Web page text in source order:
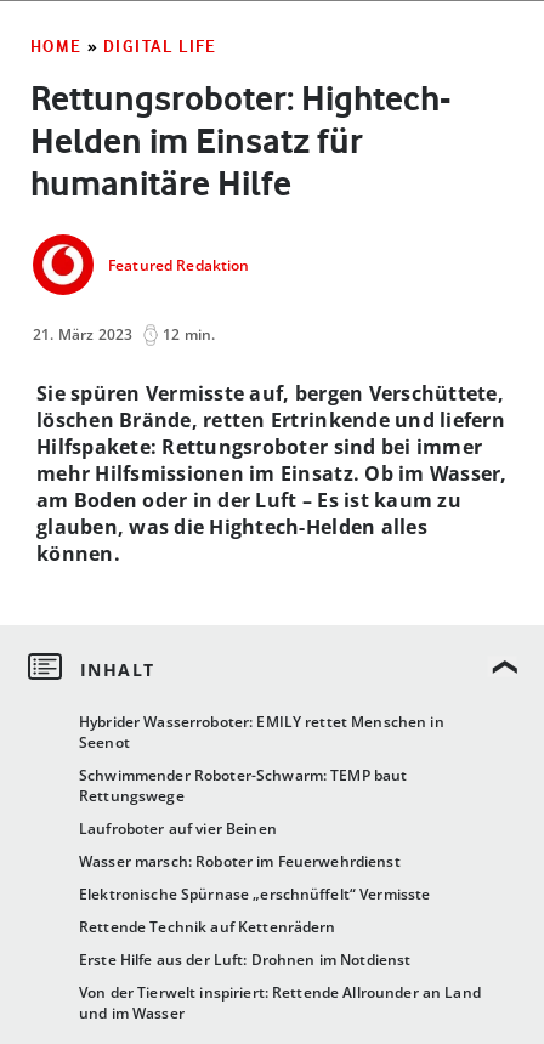
HOME » DIGITAL LIFE
Rettungsroboter: Hightech-
Helden im Einsatz für
humanitäre Hilfe
Featured Redaktion
21. März 2023 12 min.
Hybrider Wasserroboter: EMILY rettet Menschen in
Seenot
Schwimmender Roboter-Schwarm: TEMP baut
Rettungswege
Laufroboter auf vier Beinen
Wasser marsch: Roboter im Feuerwehrdienst
Elektronische Spürnase „erschnüffelt“ Vermisste
Rettende Technik auf Kettenrädern
Erste Hilfe aus der Luft: Drohnen im Notdienst
Von der Tierwelt inspiriert: Rettende Allrounder an Land
und im Wasser
Sie spüren Vermisste auf, bergen Verschüttete,
löschen Brände, retten Ertrinkende und liefern
Hilfspakete: Rettungsroboter sind bei immer
mehr Hilfsmissionen im Einsatz. Ob im Wasser,
am Boden oder in der Luft – Es ist kaum zu
glauben, was die Hightech-Helden alles
können.